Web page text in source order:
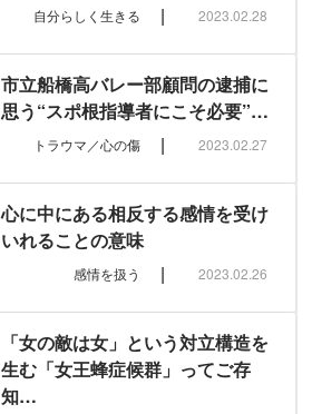
自分らしく生きる | 2023.02.28
市立船橋高バレー部顧問の逮捕に
思う“スポ根指導者にこそ必要”…
トラウマ／心の傷 | 2023.02.27
心に中にある相反する感情を受け
いれることの意味
感情を扱う | 2023.02.26
「女の敵は女」という対立構造を
生む「女王蜂症候群」ってご存
知…